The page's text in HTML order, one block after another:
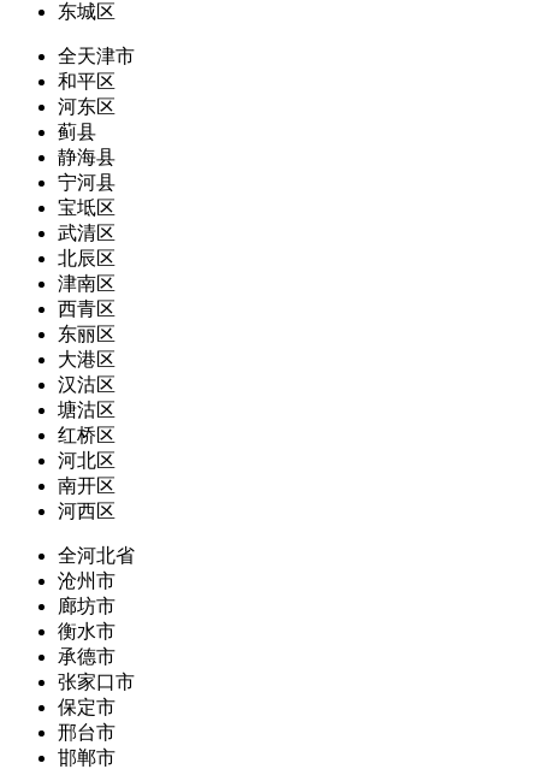
东城区
全天津市
和平区
河东区
蓟县
静海县
宁河县
宝坻区
武清区
北辰区
津南区
西青区
东丽区
大港区
汉沽区
塘沽区
红桥区
河北区
南开区
河西区
全河北省
沧州市
廊坊市
衡水市
承德市
张家口市
保定市
邢台市
邯郸市